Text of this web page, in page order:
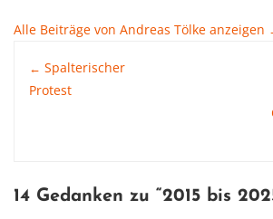
Alle Beiträge von Andreas Tölke anzeigen
Post
← Spalterischer
Protest
14 Gedanken zu “2015 bis